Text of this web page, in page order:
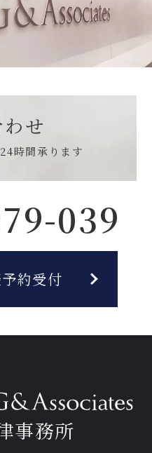
せ
24時間承ります
039
約受付
事務所